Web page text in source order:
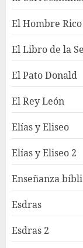
El Hombre Rico
El Libro de la
El Pato Donald
El Rey León
Elías y Eliseo
Elías y Eliseo 2
Enseñanza
Esdras
Esdras 2